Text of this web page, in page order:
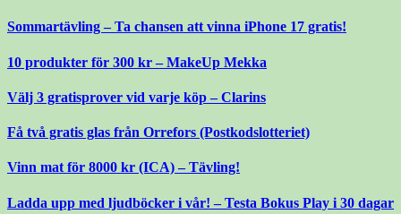
Gå
innehåll
Sommartävling – Ta chansen att vinna iPhone 17 gratis!
10 produkter för 300 kr – MakeUp Mekka
Välj 3 gratisprover vid varje köp – Clarins
Få två gratis glas från Orrefors (Postkodslotteriet)
Vinn mat för 8000 kr (ICA) – Tävling!
Ladda upp med ljudböcker i vår! – Testa Bokus Play i 30 dagar